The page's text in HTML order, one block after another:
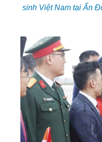
sinh Việt Nam tại Ấn